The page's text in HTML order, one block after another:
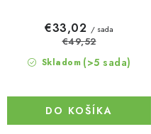
Skladom (>5 sada)
€33,02 / sada
€49,52
DO KOŠÍKA